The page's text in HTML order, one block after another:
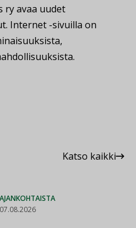
ry avaa uudet
Internet -sivuilla on
Katso kaikki
AJANKOHTAISTA
07.08.2026